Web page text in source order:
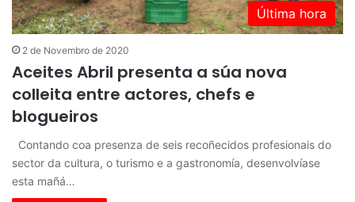
Última hora
2 de Novembro de 2020
Aceites Abril presenta a súa nova
colleita entre actores, chefs e
blogueiros
Contando coa presenza de seis recoñecidos profesionais do
sector da cultura, o turismo e a gastronomía, desenvolvíase
esta mañá…